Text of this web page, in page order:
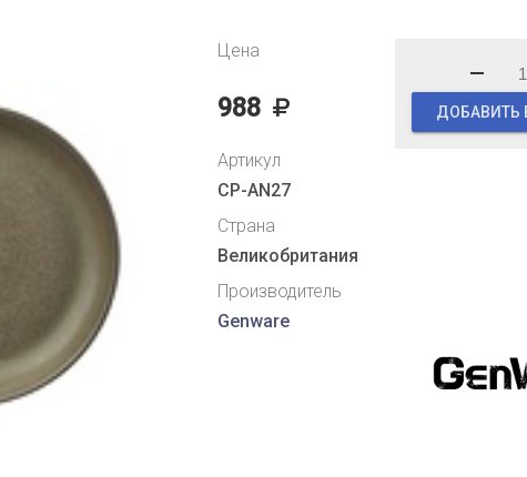
Цена
988 ДОБАВИТЬ
Артикул
CP-AN27
Страна
Великобритания
Производитель
Genware